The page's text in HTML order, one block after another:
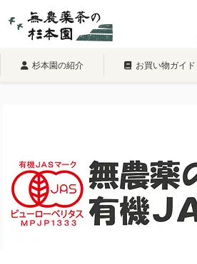
容
キ
杉本園の紹介 お買い物ガイド